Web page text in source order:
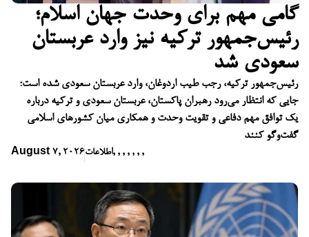
گامی مهم برای وحدت جهان اسلام؛
رئیس‌جمهور ترکیه نیز وارد عربستان
سعودی شد
رئیس‌جمهور ترکیه، رجب طیب اردوغان، وارد عربستان سعودی شده است؛
جایی که انتظار می‌رود رهبران پاکستان، عربستان سعودی و ترکیه درباره
یک توافق مهم دفاعی و تقویت وحدت و همکاری میان کشورهای اسلامی
گفت‌وگو کنند
August 7, 2026اطلاعات, , , , , , ,